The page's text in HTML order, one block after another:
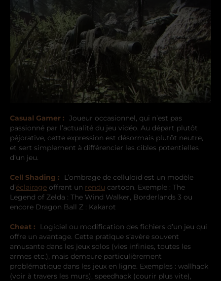
Casual Gamer : Joueur occasionnel, qui n’est pas
passionné par l’actualité du jeu vidéo. Au départ plutôt
péjorative, cette expression est désormais plutôt neutre,
et sert simplement à différencier les cibles potentielles
d’un jeu.
Cell Shading :
L’ombrage de celluloïd est un modèle
d’éclairage offrant un rendu cartoon. Exemple : The
Legend of Zelda : The Wind Walker, Borderlands 3 ou
encore Dragon Ball Z : Kakarot
Cheat :
Logiciel ou modification des fichiers d’un jeu qui
offre un avantage. Cette pratique s’avère souvent
amusante dans les jeux solos (vies infinies, toutes les
armes etc.), mais demeure particulièrement
problématique dans les jeux en ligne. Exemples : wallhack
(voir à travers les murs), speedhack (courir plus vite),